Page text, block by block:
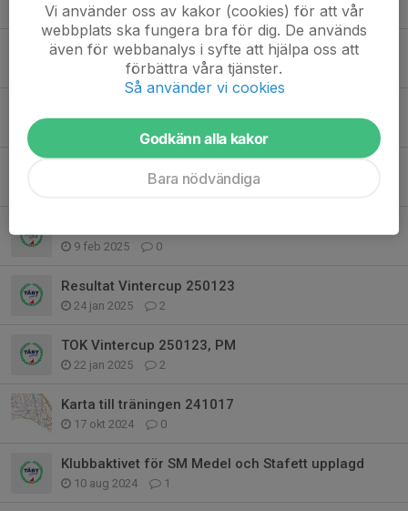
25 mar 2025 0
Anmäl dig till vårens Stafetter
16 mar 2025 0
0
9 feb 2025 0
Resultat Vintercup 250123
24 jan 2025 2
TOK Vintercup 250123, PM
22 jan 2025 2
Karta till träningen 241017
17 okt 2024 0
Klubbaktivet för SM Medel och Stafett upplagd
10 aug 2024 1
Vi använder oss av kakor (cookies) för att vår
webbplats ska fungera bra för dig. De används
även för webbanalys i syfte att hjälpa oss att
förbättra våra tjänster.
Så använder vi cookies
Godkänn alla kakor
Bara nödvändiga